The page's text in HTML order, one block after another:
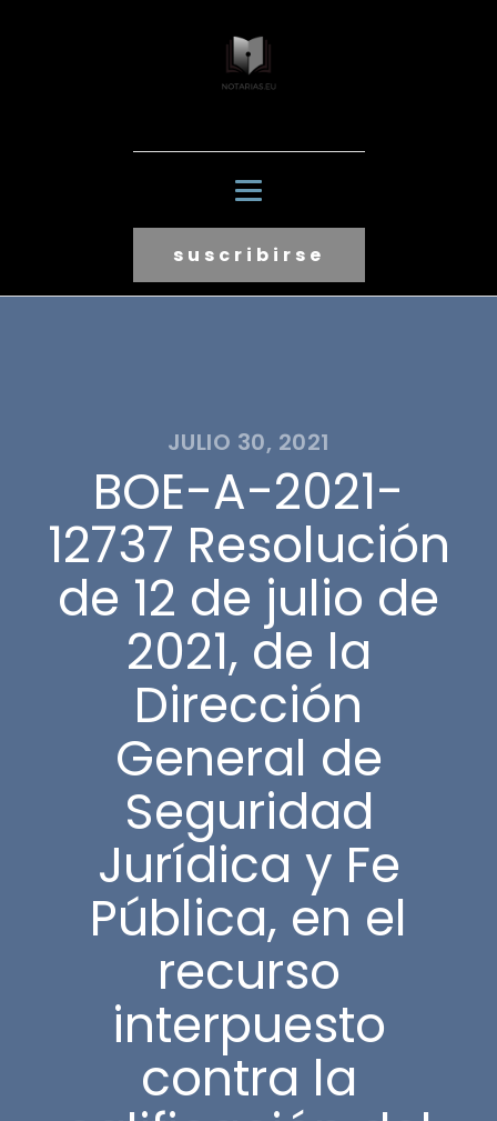
suscribirse
JULIO 30, 2021
BOE-A-2021-
12737 Resolución
de 12 de julio de
2021, de la
Dirección
General de
Seguridad
Jurídica y Fe
Pública, en el
recurso
interpuesto
contra la